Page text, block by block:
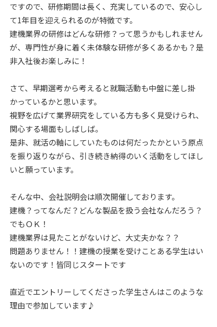
ですので、研修期間は長く、充実しているので、安心し
て1年目を迎えられるのが特徴です。
建機業界の研修はどんな研修？って思うかもしれません
が、専門性が身に着く未体験な研修が多くあるかも？是
非入社後お楽しみに！
さて、早期選考から考えると就職活動も中盤に差し掛
かっているかと思います。
視野を広げて業界研究をしている方も多く見受けられ、
関心する場面もしばしば。
是非、就活の軸にしていたものは何だったかという原点
を振り返りながら、引き続き納得のいく活動をしてほし
いと願っています。
そんな中、会社説明会は順次開催しております。
建機？ってなんだ？どんな製品を扱う会社なんだろう？
でもＯＫ！
建機業界は見たことがないけど、大丈夫かな？？
問題ありません！！建機の授業を受けことある学生はい
ないのです！皆同じスタートです
直近でエントリーしてくださった学生さんはこのような
理由で参加しています♪